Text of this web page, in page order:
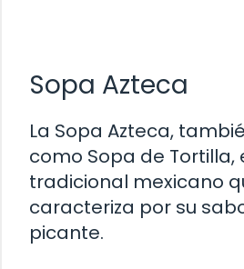
Sopa Azteca
La Sopa Azteca,
como Sopa de Tortilla,
tradicional mexicano
caracteriza por su
picante.